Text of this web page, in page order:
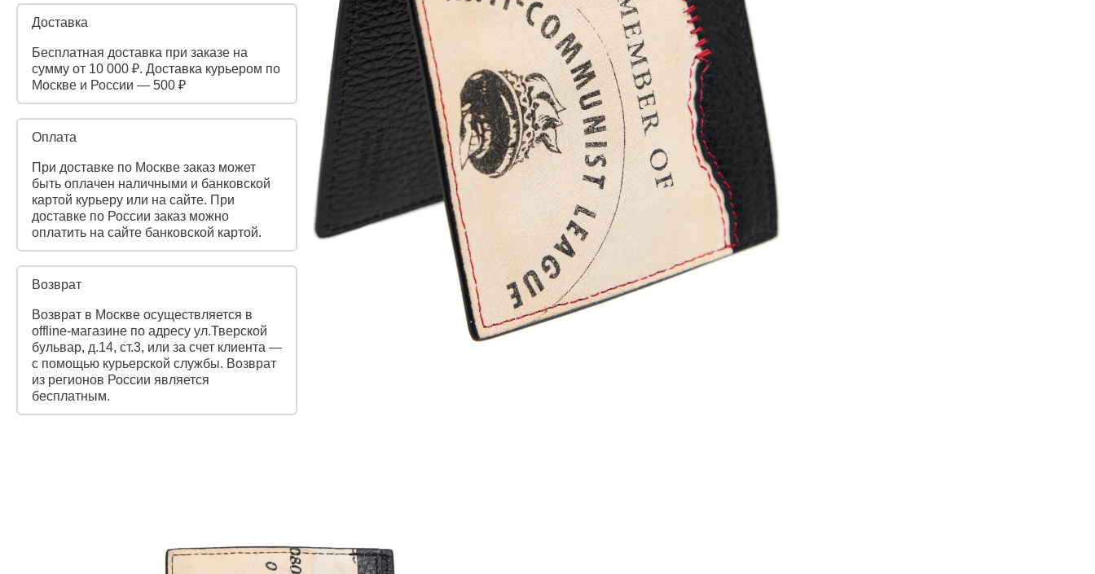
Доставка
Бесплатная доставка при заказе на
сумму от 10 000 ₽. Доставка курьером по
Москве и России — 500 ₽
Оплата
При доставке по Москве заказ может
быть оплачен наличными и банковской
картой курьеру или на сайте. При
доставке по России заказ можно
оплатить на сайте банковской картой.
Возврат
Возврат в Москве осуществляется в
offline-магазине по адресу ул.Тверской
бульвар, д.14, ст.3, или за счет клиента —
с помощью курьерской службы. Возврат
из регионов России является
бесплатным.